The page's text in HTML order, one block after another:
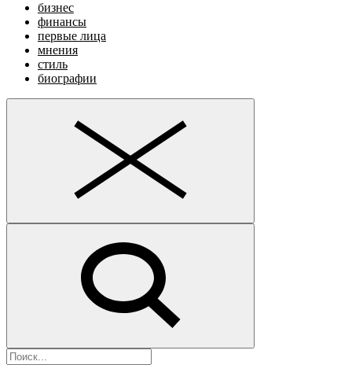
бизнес
финансы
первые лица
мнения
стиль
биографии